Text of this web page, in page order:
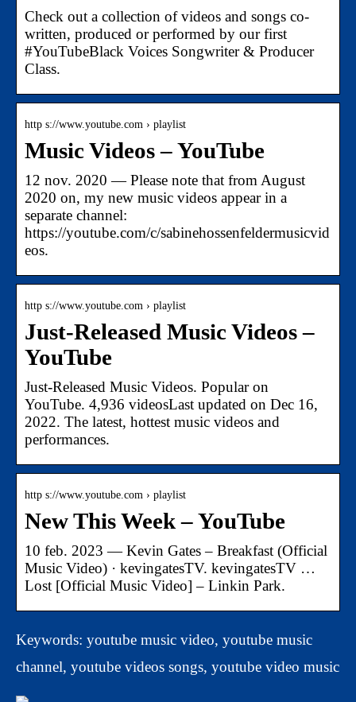
Check out a collection of videos and songs co-
written, produced or performed by our first
#YouTubeBlack Voices Songwriter & Producer
Class.
http s://www.youtube.com › playlist
Music Videos – YouTube
12 nov. 2020 — Please note that from August
2020 on, my new music videos appear in a
separate channel:
https://youtube.com/c/sabinehossenfeldermusicvid
eos.
http s://www.youtube.com › playlist
Just-Released Music Videos –
YouTube
Just-Released Music Videos. Popular on
YouTube. 4,936 videosLast updated on Dec 16,
2022. The latest, hottest music videos and
performances.
http s://www.youtube.com › playlist
New This Week – YouTube
10 feb. 2023 — Kevin Gates – Breakfast (Official
Music Video) · kevingatesTV. kevingatesTV …
Lost [Official Music Video] – Linkin Park.
Keywords: youtube music video, youtube music
channel, youtube videos songs, youtube video music